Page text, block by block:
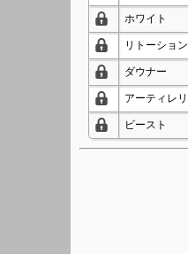
ホワイト
リトーション
ダウナー
アーティレリ
ビースト